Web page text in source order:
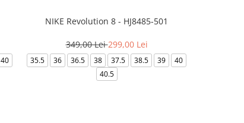
40
NIKE Revolution 8 - HJ8485-501
349,00 Lei299,00 Lei
35.5 36 36.5 38 37.5 38.5 39
40
40.5